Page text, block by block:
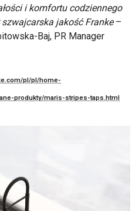
i komfortu codziennego
jakość Franke–
Baj, PR Manager
pl/pl/home-
produkty/maris-stripes-taps.html